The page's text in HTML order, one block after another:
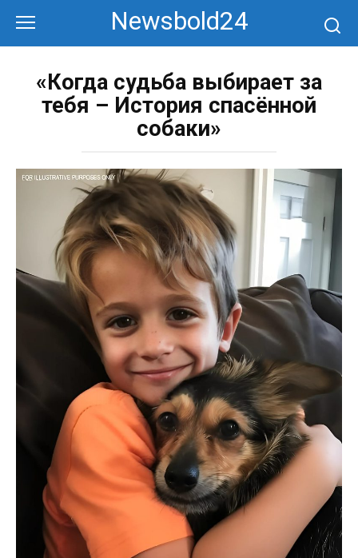
контенту
Newsbold24
«Когда судьба выбирает за
тебя – История спасённой
собаки»